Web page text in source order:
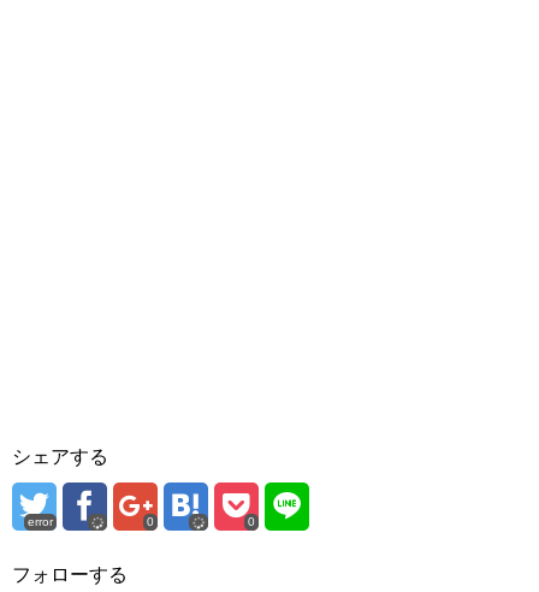
シェアする
error 0 0
フォローする